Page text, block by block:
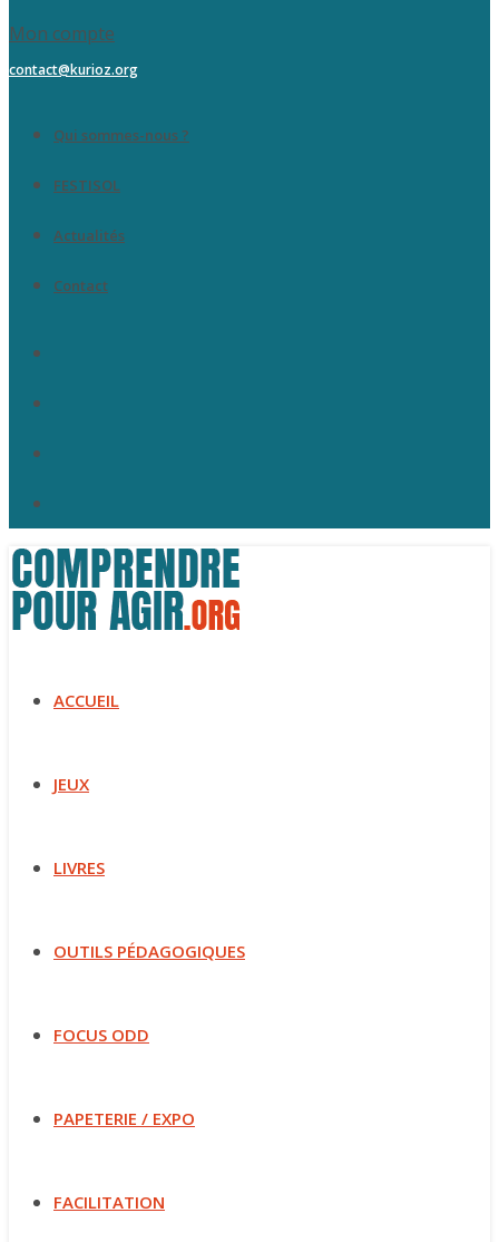
Mon compte
contact@kurioz.org
Qui sommes-nous ?
FESTISOL
Actualités
Contact
écrire
ACCUEIL
JEUX
LIVRES
OUTILS PÉDAGOGIQUES
FOCUS ODD
PAPETERIE / EXPO
FACILITATION